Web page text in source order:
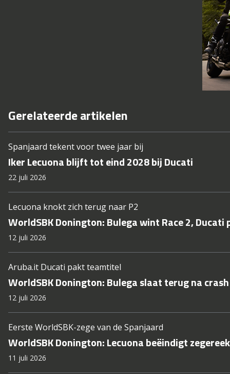
Gerelateerde artikelen
Spanjaard tekent voor twee jaar bij
Iker Lecuona blijft tot eind 2028 bij Ducati
22 juli 2026
Lecuona knokt zich terug naar P2
WorldSBK Donington: Bulega wint Race 2,
12 juli 2026
Aruba.it Ducati pakt teamtitel
WorldSBK Donington: Bulega slaat terug na
12 juli 2026
Eerste WorldSBK-zege van de Spanjaard
WorldSBK Donington: Lecuona beëindigt
11 juli 2026